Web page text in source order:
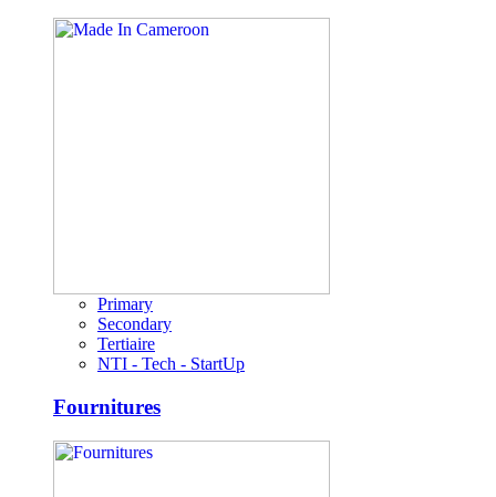
Primary
Secondary
Tertiaire
NTI - Tech - StartUp
Fournitures